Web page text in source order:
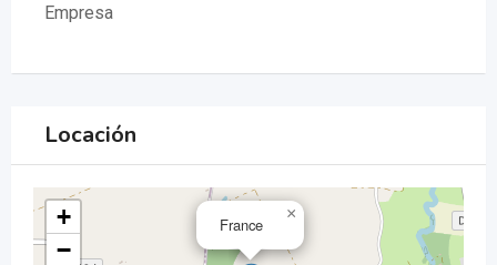
Empresa
Locación
France
×
+
−